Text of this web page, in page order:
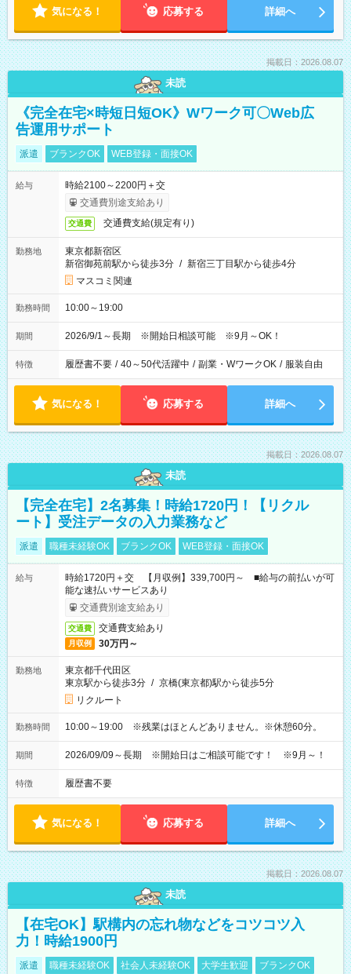
気になる！ 応募する 詳細へ
掲載日：2026.08.07
未読
《完全在宅×時短日短OK》Wワーク可〇Web広
告運用サポート
派遣 ブランクOK WEB登録・面接OK
給与
時給2100～2200円＋交
交通費別途支給あり
交通費 交通費支給(規定有り)
勤務地
東京都新宿区
新宿御苑前駅から徒歩3分 / 新宿三丁目駅から徒歩4分
マスコミ関連
勤務時間 10:00～19:00
期間 2026/9/1～長期 ※開始日相談可能 ※9月～OK！
特徴 履歴書不要 / 40～50代活躍中 / 副業・WワークOK / 服装自由
気になる！ 応募する 詳細へ
掲載日：2026.08.07
未読
【完全在宅】2名募集！時給1720円！【リクル
ート】受注データの入力業務など
派遣 職種未経験OK ブランクOK WEB登録・面接OK
給与
時給1720円＋交 【月収例】339,700円～ ■給与の前払いが可
能な速払いサービスあり
交通費別途支給あり
交通費 交通費支給あり
月収例 30万円～
勤務地
東京都千代田区
東京駅から徒歩3分 / 京橋(東京都)駅から徒歩5分
リクルート
勤務時間 10:00～19:00 ※残業はほとんどありません。※休憩60分。
期間 2026/09/09～長期 ※開始日はご相談可能です！ ※9月～！
特徴 履歴書不要
気になる！ 応募する 詳細へ
掲載日：2026.08.07
未読
【在宅OK】駅構内の忘れ物などをコツコツ入
力！時給1900円
派遣 職種未経験OK 社会人未経験OK 大学生歓迎 ブランクOK